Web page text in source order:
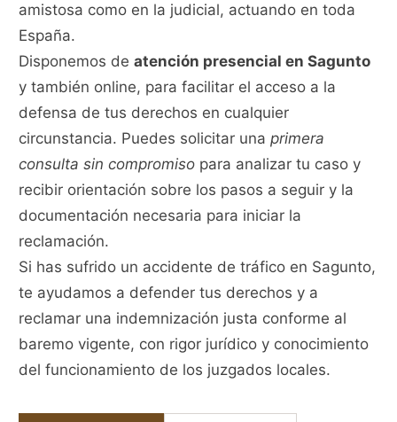
amistosa como en la judicial, actuando en toda
España.
Disponemos deatención presencial en Sagunto
y también online, para facilitar el acceso a la
defensa de tus derechos en cualquier
circunstancia. Puedes solicitar unaprimera
consulta sin compromiso para analizar tu caso y
recibir orientación sobre los pasos a seguir y la
documentación necesaria para iniciar la
reclamación.
Si has sufrido un accidente de tráfico en Sagunto,
te ayudamos a defender tus derechos y a
reclamar una indemnización justa conforme al
baremo vigente, con rigor jurídico y conocimiento
del funcionamiento de los juzgados locales.